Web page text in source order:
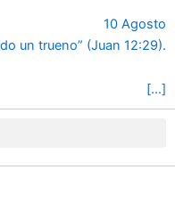
10 Agosto
un trueno” (Juan 12:29).
[…]